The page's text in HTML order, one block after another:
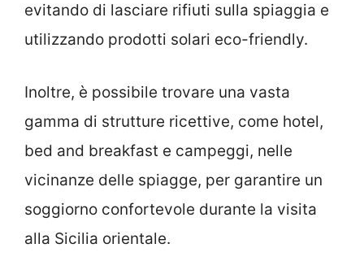
evitando di lasciare rifiuti sulla spiaggia e
utilizzando prodotti solari eco-friendly.
Inoltre, è possibile trovare una vasta
gamma di strutture ricettive, come hotel,
bed and breakfast e campeggi, nelle
vicinanze delle spiagge, per garantire un
soggiorno confortevole durante la visita
alla Sicilia orientale.